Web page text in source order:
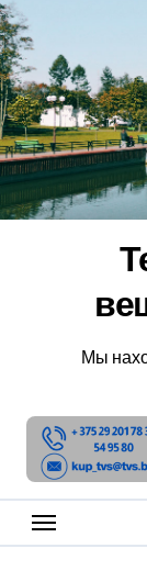
Перейти
к
содержанию
Мы